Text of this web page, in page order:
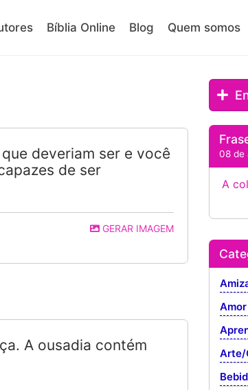
Bíblia Online Blog Quem somos
deveriam ser e você
de ser
GERAR IMAGEM
A ousadia contém
08 de
A
Amor
Arte/